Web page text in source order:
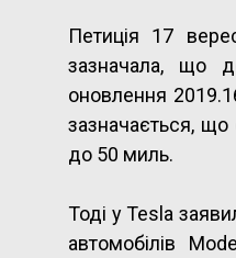
Петиція 17
зазначала, що
оновлення
зазначається, що
до 50 миль.
Тоді у Tesla
автомобілів